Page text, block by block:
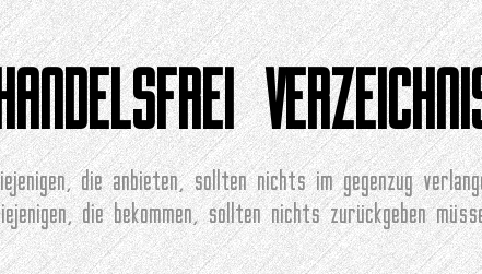
HANDELSFREI
die anbieten, sollten nichts im gegenzug
die bekommen, sollten nichts zurückgeben